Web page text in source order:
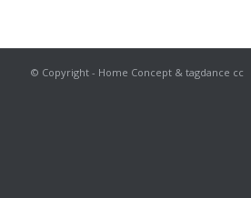
© Copyright - Home Concept & tagdance cc